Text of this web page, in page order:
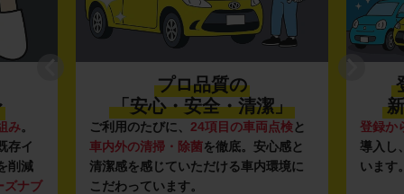
み。
存イ
削減
ズナブ
プロ品質の
「安心・安全・清潔」
ご利用のたびに、 24項目の車両点検と
車内外の清掃・除菌を徹底。安心感と
清潔感を感じていただける車内環境に
こだわっています。
登録か
導入し
います